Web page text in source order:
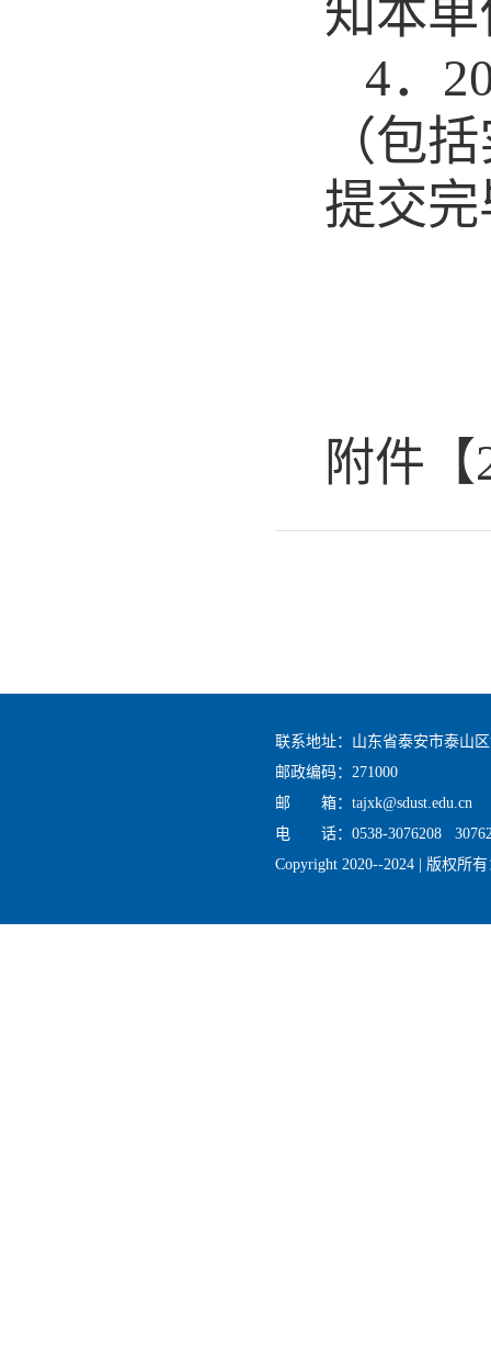
知本
4．
（包
提交完
附件【
联系地址：山东省泰安市泰山
邮政编码：271000
邮 箱：tajxk@sdust.edu.cn
电 话：0538-3076208
Copyright 2020--2024 | 版权所